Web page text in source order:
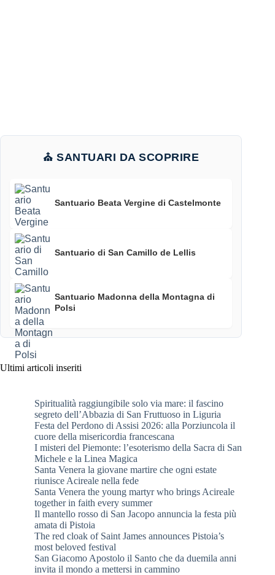
⛪ SANTUARI DA SCOPRIRE
Santuario Beata Vergine di Castelmonte
Santuario di San Camillo de Lellis
Santuario Madonna della Montagna di
Polsi
Ultimi articoli inseriti
Spiritualità raggiungibile solo via mare: il fascino
segreto dell’Abbazia di San Fruttuoso in Liguria
Festa del Perdono di Assisi 2026: alla Porziuncola il
cuore della misericordia francescana
I misteri del Piemonte: l’esoterismo della Sacra di San
Michele e la Linea Magica
Santa Venera la giovane martire che ogni estate
riunisce Acireale nella fede
Santa Venera the young martyr who brings Acireale
together in faith every summer
Il mantello rosso di San Jacopo annuncia la festa più
amata di Pistoia
The red cloak of Saint James announces Pistoia’s
most beloved festival
San Giacomo Apostolo il Santo che da duemila anni
invita il mondo a mettersi in cammino